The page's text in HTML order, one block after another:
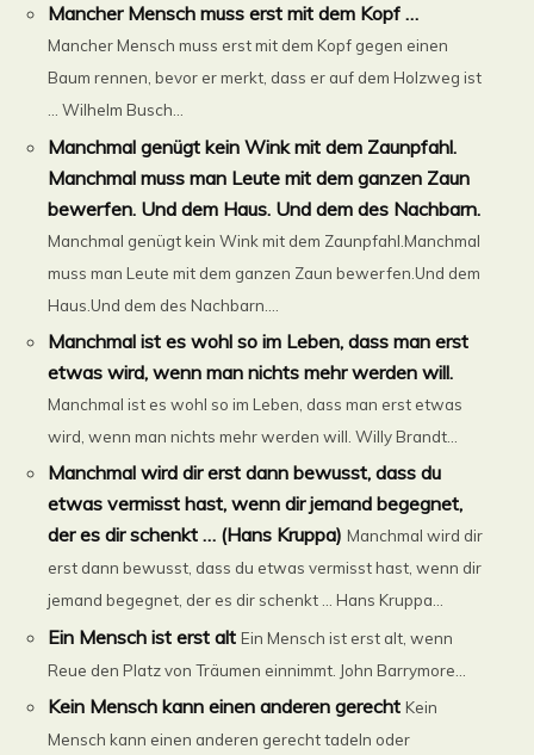
Mancher Mensch muss erst mit dem Kopf …
Mancher Mensch muss erst mit dem Kopf gegen einen
Baum rennen, bevor er merkt, dass er auf dem Holzweg ist
… Wilhelm Busch...
Manchmal genügt kein Wink mit dem Zaunpfahl.
Manchmal muss man Leute mit dem ganzen Zaun
bewerfen. Und dem Haus. Und dem des Nachbarn.
Manchmal genügt kein Wink mit dem Zaunpfahl.Manchmal
muss man Leute mit dem ganzen Zaun bewerfen.Und dem
Haus.Und dem des Nachbarn....
Manchmal ist es wohl so im Leben, dass man erst
etwas wird, wenn man nichts mehr werden will.
Manchmal ist es wohl so im Leben, dass man erst etwas
wird, wenn man nichts mehr werden will. Willy Brandt...
Manchmal wird dir erst dann bewusst, dass du
etwas vermisst hast, wenn dir jemand begegnet,
der es dir schenkt … (Hans Kruppa) Manchmal wird dir
erst dann bewusst, dass du etwas vermisst hast, wenn dir
jemand begegnet, der es dir schenkt … Hans Kruppa...
Ein Mensch ist erst alt Ein Mensch ist erst alt, wenn
Reue den Platz von Träumen einnimmt. John Barrymore...
Kein Mensch kann einen anderen gerecht Kein
Mensch kann einen anderen gerecht tadeln oder